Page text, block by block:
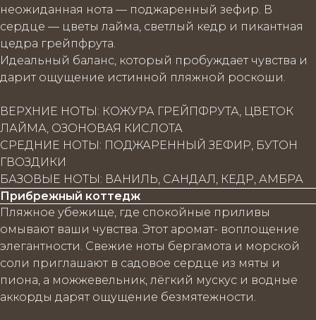
неожиданная нота — поджаренный зефир. В
сердце — цветы лайма, светлый кедр и пикантная
цедра грейпфрута.
Идеальный баланс, который пробуждает чувства и
дарит ощущение истинной пляжной роскоши.
ВЕРХНИЕ НОТЫ: КОЖУРА ГРЕЙПФРУТА, ЦВЕТОК
ЛАЙМА, ОЗОНОВАЯ КИСЛОТА
СРЕДНИЕ НОТЫ: ПОДЖАРЕННЫЙ ЗЕФИР, БУТОН
ГВОЗДИКИ
БАЗОВЫЕ НОТЫ: ВАНИЛЬ, САНДАЛ, КЕДР, АМБРА
Прибрежный коттедж
Пляжное убежище, где спокойные приливы
омывают ваши чувства. Этот аромат- воплощение
элегантности. Свежие ноты бергамота и морской
соли приглашают в садовое сердце из мяты и
пиона, а можжевельник, лёгкий мускус и водные
аккорды дарят ощущение безмятежности.